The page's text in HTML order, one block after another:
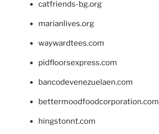
catfriends-bg.org
marianlives.org
waywardtees.com
pidfloorsexpress.com
bancodevenezuelaen.com
bettermoodfoodcorporation.com
hingstonnt.com